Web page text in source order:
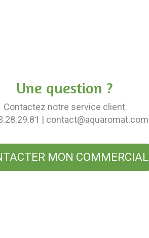
Une question ?
Contactez notre service client
| contact@aquaromat.com
MON COMMERCIAL